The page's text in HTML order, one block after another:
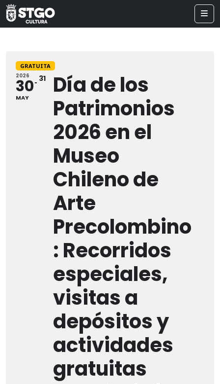
GRATUITA
2026
30
MAY
31
Día de los
Patrimonios
2026 en el
Museo
Chileno de
Arte
Precolombino
: Recorridos
especiales,
visitas a
depósitos y
actividades
gratuitas